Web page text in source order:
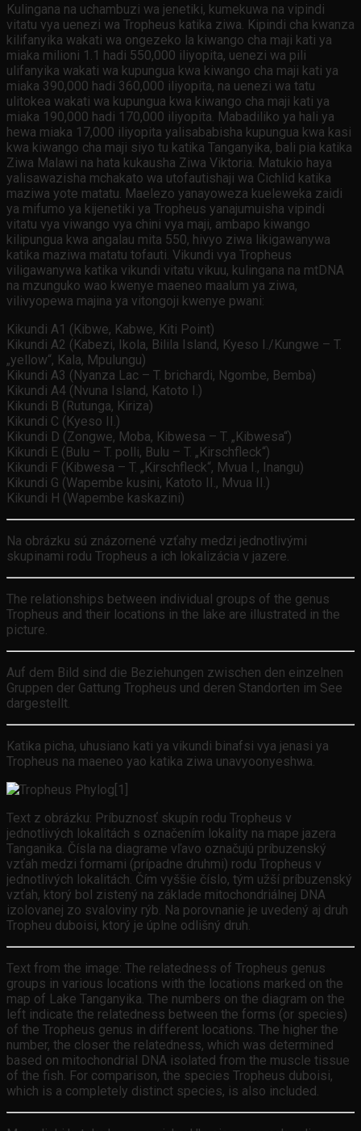
Kulingana na uchambuzi wa jenetiki, kumekuwa na vipindi
vitatu vya uenezi wa Tropheus katika ziwa. Kipindi cha kwanza
kilifanyika wakati wa ongezeko la kiwango cha maji kati ya
miaka milioni 1.1 hadi 550,000 iliyopita, uenezi wa pili
ulifanyika wakati wa kupungua kwa kiwango cha maji kati ya
miaka 390,000 hadi 360,000 iliyopita, na uenezi wa tatu
ulitokea wakati wa kupungua kwa kiwango cha maji kati ya
miaka 190,000 hadi 170,000 iliyopita. Mabadiliko ya hali ya
hewa miaka 17,000 iliyopita yalisababisha kupungua kwa kasi
kwa kiwango cha maji siyo tu katika Tanganyika, bali pia katika
Ziwa Malawi na hata kukausha Ziwa Viktoria. Matukio haya
yalisawazisha mchakato wa utofautishaji wa Cichlid katika
maziwa yote matatu. Maelezo yanayoweza kueleweka zaidi
ya mifumo ya kijenetiki ya Tropheus yanajumuisha vipindi
vitatu vya viwango vya chini vya maji, ambapo kiwango
kilipungua kwa angalau mita 550, hivyo ziwa likigawanywa
katika maziwa matatu tofauti. Vikundi vya Tropheus
viligawanywa katika vikundi vitatu vikuu, kulingana na mtDNA
na mzunguko wao kwenye maeneo maalum ya ziwa,
vilivyopewa majina ya vitongoji kwenye pwani:
Kikundi A1 (Kibwe, Kabwe, Kiti Point)
Kikundi A2 (Kabezi, Ikola, Bilila Island, Kyeso I./Kungwe – T.
„yellow“, Kala, Mpulungu)
Kikundi A3 (Nyanza Lac – T. brichardi, Ngombe, Bemba)
Kikundi A4 (Nvuna Island, Katoto I.)
Kikundi B (Rutunga, Kiriza)
Kikundi C (Kyeso II.)
Kikundi D (Zongwe, Moba, Kibwesa – T. „Kibwesa“)
Kikundi E (Bulu – T. polli, Bulu – T. „Kirschfleck“)
Kikundi F (Kibwesa – T. „Kirschfleck“, Mvua I., Inangu)
Kikundi G (Wapembe kusini, Katoto II., Mvua II.)
Kikundi H (Wapembe kaskazini)
Na obrázku sú znázornené vzťahy medzi jednotlivými
skupinami rodu Tropheus a ich lokalizácia v jazere.
The relationships between individual groups of the genus
Tropheus and their locations in the lake are illustrated in the
picture.
Auf dem Bild sind die Beziehungen zwischen den einzelnen
Gruppen der Gattung Tropheus und deren Standorten im See
dargestellt.
Katika picha, uhusiano kati ya vikundi binafsi vya jenasi ya
Tropheus na maeneo yao katika ziwa unavyoonyeshwa.
Text z obrázku: Príbuznosť skupín rodu Tropheus v
jednotlivých lokalitách s označením lokality na mape jazera
Tanganika. Čísla na diagrame vľavo označujú príbuzenský
vzťah medzi formami (prípadne druhmi) rodu Tropheus v
jednotlivých lokalitách. Čím vyššie číslo, tým užší príbuzenský
vzťah, ktorý bol zistený na základe mitochondriálnej DNA
izolovanej zo svaloviny rýb. Na porovnanie je uvedený aj druh
Tropheu duboisi, ktorý je úplne odlišný druh.
Text from the image: The relatedness of Tropheus genus
groups in various locations with the locations marked on the
map of Lake Tanganyika. The numbers on the diagram on the
left indicate the relatedness between the forms (or species)
of the Tropheus genus in different locations. The higher the
number, the closer the relatedness, which was determined
based on mitochondrial DNA isolated from the muscle tissue
of the fish. For comparison, the species Tropheus duboisi,
which is a completely distinct species, is also included.